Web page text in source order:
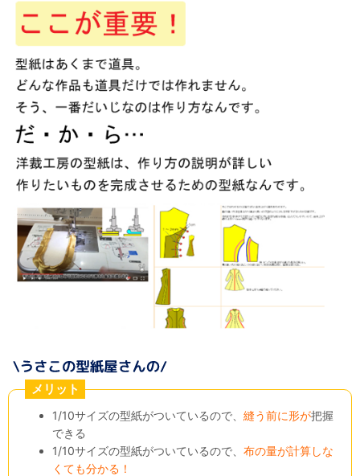
メリット
1/10サイズの型紙がついているので、縫う前に形が把握
できる
1/10サイズの型紙がついているので、布の量が計算しな
くても分かる！